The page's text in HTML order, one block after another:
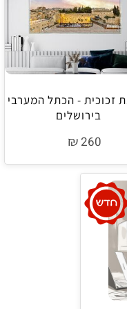
זכוכית - הכתל המערבי
בירושלים
₪ 260